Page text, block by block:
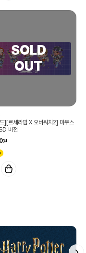
][르세라핌 X 오버워치2] 마우스
버전